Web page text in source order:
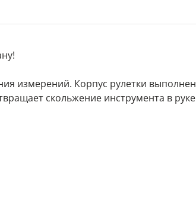
измерений. Корпус рулетки выполнен
скольжение инструмента в руке